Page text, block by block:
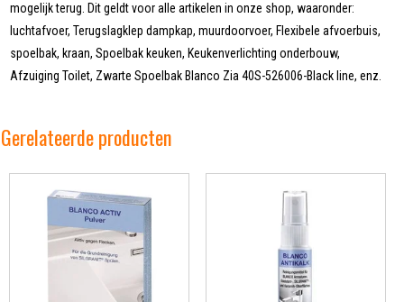
mogelijk terug. Dit geldt voor alle artikelen in onze shop, waaronder:
luchtafvoer, Terugslagklep dampkap, muurdoorvoer, Flexibele afvoerbuis,
spoelbak, kraan, Spoelbak keuken, Keukenverlichting onderbouw,
Afzuiging Toilet, Zwarte Spoelbak Blanco Zia 40S-526006-Black line, enz.
Gerelateerde producten